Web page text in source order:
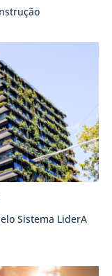
Sistema LiderA